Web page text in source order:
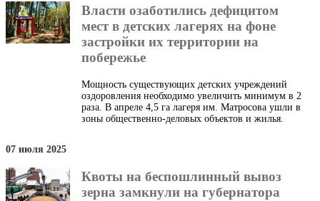
Власти озаботились дефицитом
мест в детских лагерях на фоне
застройки их территории на
побережье
Мощность существующих детских учреждений
оздоровления необходимо увеличить минимум в 2
раза. В апреле 4,5 га лагеря им. Матросова ушли в
зоны общественно-деловых объектов и жилья.
07 июля 2025
Квоты на беспошлинный вывоз
зерна замкнули на губернатора